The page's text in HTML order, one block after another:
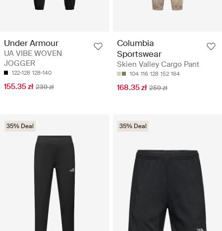
Under Armour
UA VIBE WOVEN
JOGGER
122-128 128-140
155.35 zł 239 zł
Columbia
Sportswear
Skien Valley Cargo Pant
104 116 128 152 164
168.35 zł 259 zł
35% Deal 35% Deal